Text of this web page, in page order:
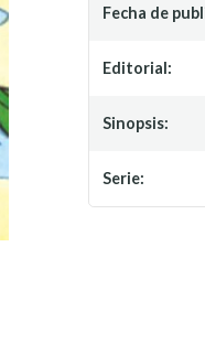
Fecha de
Editorial:
Sinopsis:
Serie: